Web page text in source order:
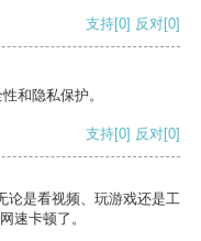
支持[0] 反对[0]
和隐私保护。
支持[0] 反对[0]
论是看视频、玩游戏还是工
速卡顿了。